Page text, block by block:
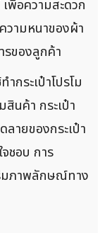
พื่อความสะดวก
วามหนาของผ้า
รของลูกค้า
ำกระเป๋าโปรโม
นค้า กระเป๋า
ายของกระเป๋า
ชอบ การ
มภาพลักษณ์ทาง